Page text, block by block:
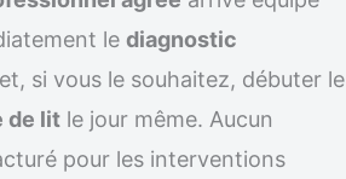
le diagnostic
si vous le souhaitez, débuter le
de lit le jour même. Aucun
pour les interventions